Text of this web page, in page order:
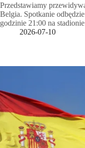
Przedstawiamy
Belgia. Spotkanie
godzinie 21:00 na
2026-07-10